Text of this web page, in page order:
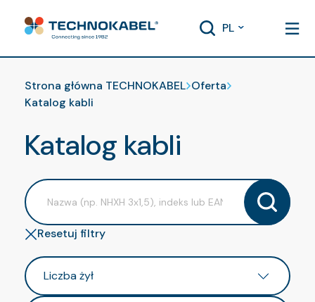
PL
Strona główna TECHNOKABEL Oferta
Katalog kabli
Katalog kabli
Resetuj filtry
Liczba żył